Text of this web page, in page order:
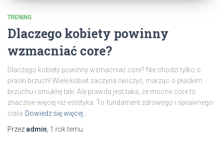
TRENING
Dlaczego kobiety powinny
wzmacniać core?
Dlaczego kobiety powinny wzmacniać core? Nie chodzi tylko o
płaski brzuch! Wiele kobiet zaczyna ćwiczyć, marząc o płaskim
brzuchu i smukłej talii. Ale prawda jest taka, że mocne core to
znacznie więcej niż estetyka. To fundament zdrowego i sprawnego
ciała Dowiedz się więcej…
Przezadmin 1 roktemu